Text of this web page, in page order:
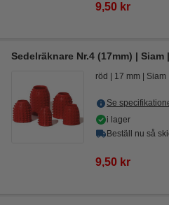
9,50 kr
Sedelräknare Nr.4 (17mm) | Siam
röd 17 mm Siam
Se
i lager
Beställ nu så
9,50 kr